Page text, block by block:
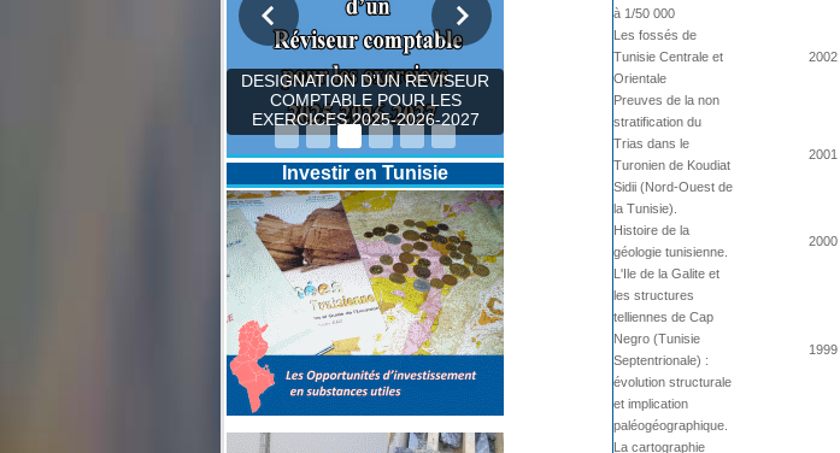
DESIGNATION D’UN REVISEUR
COMPTABLE POUR LES
EXERCICES 2025-2026-2027
Investir en Tunisie
à 1/50 000
Les fossés de
Tunisie Centrale et
Orientale
2002
Preuves de la non
stratification du
Trias dans le
Turonien de Koudiat
Sidii (Nord-Ouest de
la Tunisie).
2001
Histoire de la
géologie tunisienne.
2000
L'Ile de la Galite et
les structures
telliennes de Cap
Negro (Tunisie
Septentrionale) :
évolution structurale
et implication
paléogéographique.
1999
La cartographie